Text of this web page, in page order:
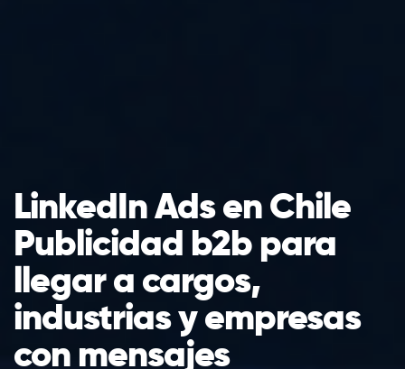
LinkedIn Ads en Chile
Publicidad b2b para
llegar a cargos,
industrias y empresas
con mensajes